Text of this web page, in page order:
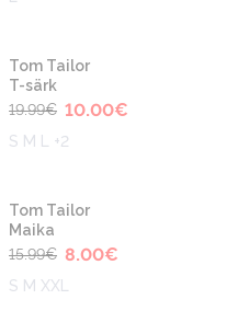
-50%
Tom Tailor
T-särk
19.99€ 10.00€
S M L +2
-50%
Tom Tailor
Maika
15.99€ 8.00€
S M XXL